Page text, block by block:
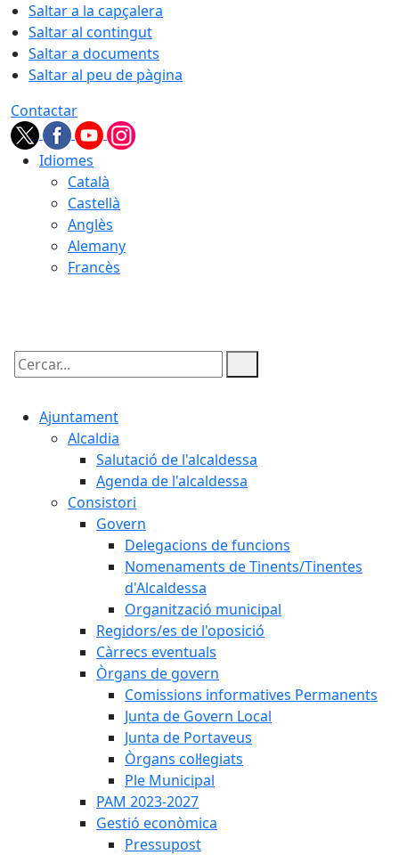
Saltar a la capçalera
Saltar al contingut
Saltar a documents
Saltar al peu de pàgina
Contactar
Idiomes
Català
Castellà
Anglès
Alemany
Francès
Cercar:
Ajuntament
Alcaldia
Salutació de l'alcaldessa
Agenda de l'alcaldessa
Consistori
Govern
Delegacions de funcions
Nomenaments de Tinents/Tinentes
d'Alcaldessa
Organització municipal
Regidors/es de l'oposició
Càrrecs eventuals
Òrgans de govern
Comissions informatives Permanents
Junta de Govern Local
Junta de Portaveus
Òrgans col·legiats
Ple Municipal
PAM 2023-2027
Gestió econòmica
Pressupost